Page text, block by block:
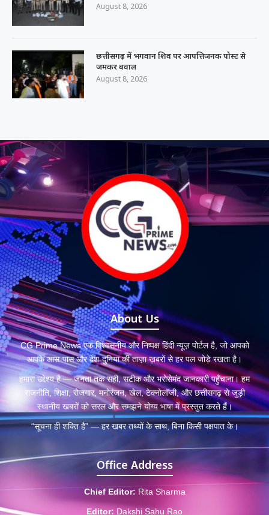
August 8, 2026
छत्तीसगढ़ में भगवान शिव पर आपत्तिजनक पोस्ट से
जमकर बवाल
August 8, 2026
About Us
CG Prime News एक विश्वसनीय और निष्पक्ष हिंदी न्यूज़ पोर्टल है, जो आपको
आपके आस-पास और देश-दुनिया की ताज़ा ख़बरों से हर पल जोड़े रखता है।
हमारा उद्देश्य है — जनता तक सही, सटीक और भरोसेमंद जानकारी पहुँचाना। हम
राजनीति, शिक्षा, रोजगार, मनोरंजन, खेल, टेक्नोलॉजी, और छत्तीसगढ़ से जुड़ी
स्थानीय खबरों को सरल और समझने योग्य भाषा में प्रस्तुत करते हैं।
“सूचना ही शक्ति है” — हर खबर तथ्यों के साथ, बिना किसी पक्षपात के।
Office Address
Chief Editor: Rita Sharma
Editor: Dakshi Sahu Rao